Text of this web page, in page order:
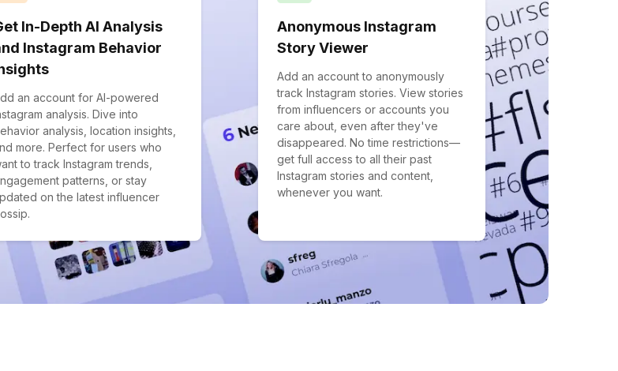
In-Depth AI Analysis
Instagram Behavior
an account for AI-powered
analysis. Dive into
analysis, location insights,
more. Perfect for users who
to track Instagram trends,
patterns, or stay
on the latest influencer
Anonymous Instagram
Story Viewer
Add an account to anonymously
track Instagram stories. View stories
from influencers or accounts you
care about, even after they've
disappeared. No time restrictions—
get full access to all their past
Instagram stories and content,
whenever you want.